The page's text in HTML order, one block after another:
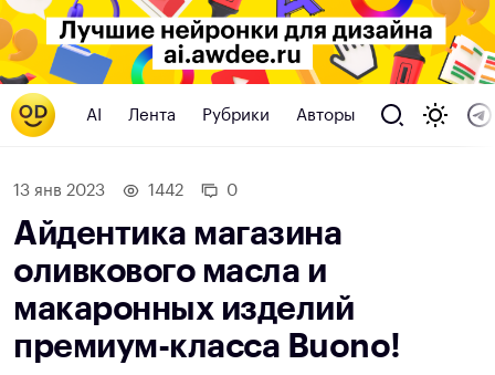
AI Лента Рубрики Авторы
13 янв 2023 1442 0
Айдентика магазина
оливкового масла и
макаронных изделий
премиум-класса Buono!